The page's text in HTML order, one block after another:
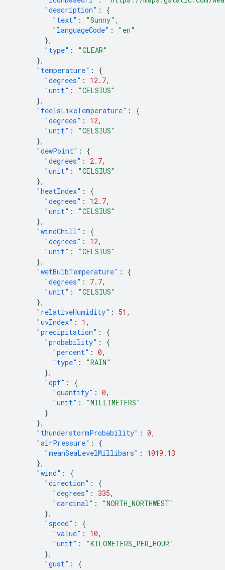
"description" :
{
"text" : "Sunny" ,
"languageCode" :
"en"
},
"type" :
"CLEAR"
},
"temperature" :
{
"degrees" : 12.7,
"unit" :
"CELSIUS"
},
"feelsLikeTemperature" :
{
"degrees" : 12,
"unit" :
"CELSIUS"
},
"dewPoint" :
{
"degrees" : 2.7,
"unit" :
"CELSIUS"
},
"heatIndex" :
{
"degrees" : 12.7,
"unit" :
"CELSIUS"
},
"windChill" :
{
"degrees" : 12,
"unit" :
"CELSIUS"
},
"wetBulbTemperature" :
{
"degrees" : 7.7,
"unit" :
"CELSIUS"
},
"relativeHumidity" : 51 ,
"uvIndex" : 1 ,
"precipitation" :
{
"probability" :
{
"percent" : 0,
"type" :
"RAIN"
},
"qpf" :
{
"quantity" : 0,
"unit" :
"MILLIMETERS"
}
},
"thunderstormProbability" : 0,
"airPressure" :
{
"meanSeaLevelMillibars" :
1019.13
},
"wind" :
{
"direction" :
{
"degrees" : 335,
"cardinal" :
"NORTH_NORTHWEST"
},
"speed" :
{
"value" : 10,
"unit" :
"KILOMETERS_PER_HOUR"
},
"gust" :
{